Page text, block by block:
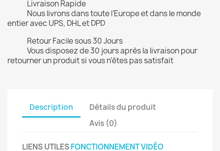
Livraison Rapide
Nous livrons dans toute l’Europe et dans le monde
entier avec UPS, DHL et DPD
Retour Facile sous 30 Jours
Vous disposez de 30 jours après la livraison pour
retourner un produit si vous n’êtes pas satisfait
Description
Détails du produit
Avis (0)
LIENS UTILESFONCTIONNEMENT VIDÉO